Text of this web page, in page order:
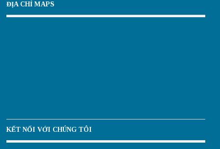
ĐỊA CHỈ MAPS
KẾT NỐI VỚI CHÚNG TÔI